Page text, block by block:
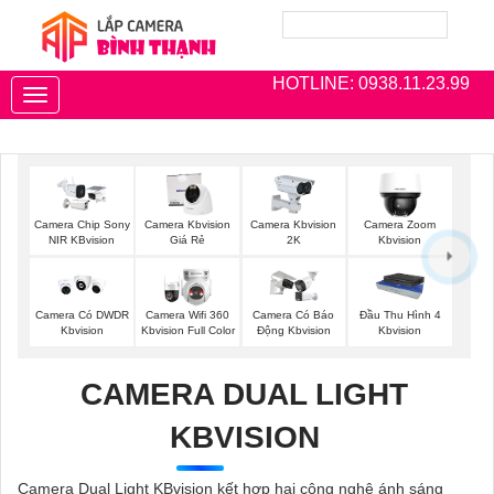
HOTLINE: 0938.11.23.99
Toggle
navigation
Camera Chip Sony
NIR KBvision
Camera Kbvision
Giá Rẻ
Camera Kbvision
2K
Camera Zoom
Kbvision
Camera Có DWDR
Kbvision
Camera Wifi 360
Kbvision Full Color
Camera Có Báo
Động Kbvision
Đầu Thu Hình 4
Kbvision
CAMERA DUAL LIGHT
KBVISION
Camera Dual Light KBvision kết hợp hai công nghệ ánh sáng